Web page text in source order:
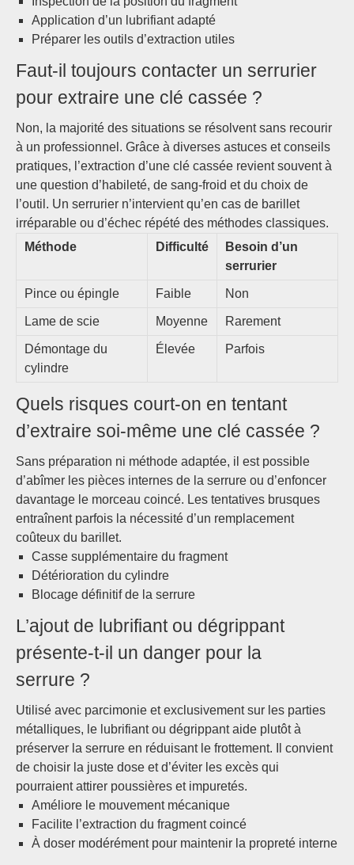
Application d’un lubrifiant adapté
Préparer les outils d’extraction utiles
Faut-il toujours contacter un serrurier
pour extraire une clé cassée ?
Non, la majorité des situations se résolvent sans recourir
à un professionnel. Grâce à diverses astuces et conseils
pratiques, l’extraction d’une clé cassée revient souvent à
une question d’habileté, de sang-froid et du choix de
l’outil. Un serrurier n’intervient qu’en cas de barillet
irréparable ou d’échec répété des méthodes classiques.
Méthode
Difficulté
Besoin d’un
serrurier
Pince ou épingle Faible Non
Lame de scie Moyenne Rarement
Démontage du
cylindre
Élevée Parfois
Quels risques court-on en tentant
d’extraire soi-même une clé cassée ?
Sans préparation ni méthode adaptée, il est possible
d’abîmer les pièces internes de la serrure ou d’enfoncer
davantage le morceau coincé. Les tentatives brusques
entraînent parfois la nécessité d’un remplacement
coûteux du barillet.
Casse supplémentaire du fragment
Détérioration du cylindre
Blocage définitif de la serrure
L’ajout de lubrifiant ou dégrippant
présente-t-il un danger pour la
serrure ?
Utilisé avec parcimonie et exclusivement sur les parties
métalliques, le lubrifiant ou dégrippant aide plutôt à
préserver la serrure en réduisant le frottement. Il convient
de choisir la juste dose et d’éviter les excès qui
pourraient attirer poussières et impuretés.
Améliore le mouvement mécanique
Facilite l’extraction du fragment coincé
À doser modérément pour maintenir la propreté interne